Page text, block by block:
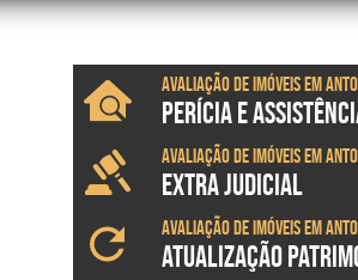
Avaliação de imóveis em
PERÍCIA E
Avaliação de imóveis em
EXTRA JUDICIAL
Avaliação de imóveis em
ATUALIZAÇÃO